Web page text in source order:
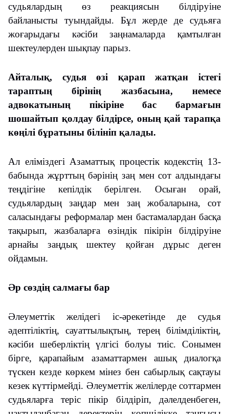
судьялардың өз реакциясын білдіруіне
байланысты туындайды. Бұл жерде де судьяға
жоғарыдағы кәсіби заңнамаларда қамтылған
шектеулерден шықпау парыз.
Айталық, судья өзі қарап жатқан істегі
тараптың бірінің жазбасына, немесе
адвокатының пікіріне бас бармағын
шошайтып қолдау білдірсе, оның қай тарапқа
көңілі бұратыны білініп қалады.
Ал еліміздегі Азаматтық процестік кодекстің 13-
бабында жұрттың бәрінің заң мен сот алдындағы
теңдігіне кепілдік берілген. Осыған орай,
судьялардың заңдар мен заң жобаларына, сот
саласындағы реформалар мен бастамалардан басқа
тақырып, жазбаларға өзіндік пікірін білдіруіне
арнайы заңдық шектеу қойған дұрыс деген
ойдамын.
Әр сөздің салмағы бар
Әлеуметтік желідегі іс-әрекетінде де судья
әдептіліктің, сауаттылықтың, терең білімділіктің,
кәсіби шеберліктің үлгісі болуы тиіс. Сонымен
бірге, қарапайым азаматтармен ашық диалогқа
түскен кезде көркем мінез бен сабырлық сақтауы
кезек күттірмейді. Әлеуметтік желілерде соттармен
судьяларға теріс пікір білдіріп, дәлелденбеген,